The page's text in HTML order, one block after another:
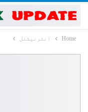
Home انٹرنیشنل